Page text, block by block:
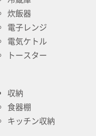
炊飯器
電子レンジ
電気ケトル
トースター
収納
食器棚
キッチン収納